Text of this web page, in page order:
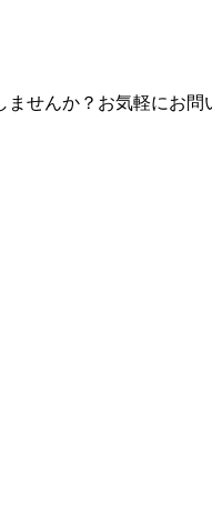
んか？お気軽にお問